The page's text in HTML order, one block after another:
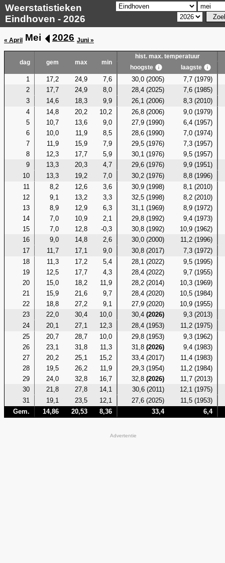
Weerstatistieken
Eindhoven - 2026
« April Mei 2026 Juni »
dag gem max min
hist. max. temperatuur
hoogste
laagste
1 17,2 24,9 7,6 30,0 (2005)
7,7 (1979)
2
17,7 24,9 8,0 28,4 (2025)
7,6 (1985)
3
14,6 18,3 9,9 26,1 (2006)
8,3 (2010)
4
14,8 20,2 10,2 26,8 (2006)
9,0 (1979)
5
10,7 13,6 9,0 27,9 (1990)
6,4 (1957)
6
10,0 11,9 8,5 28,6 (1990)
7,0 (1974)
7
11,9 15,9 7,9 29,5 (1976)
7,3 (1957)
8
12,3 17,7 5,9 30,1 (1976)
9,5 (1957)
9
13,3 20,3 4,7 29,6 (1976)
9,9 (1951)
10
13,3 19,2 7,0 30,2 (1976)
8,8 (1996)
11
8,2 12,6 3,6 30,9 (1998)
8,1 (2010)
12
9,1 13,2 3,3 32,5 (1998)
8,2 (2010)
13
8,9 12,9 6,3 31,1 (1969)
8,9 (1972)
14
7,0 10,9 2,1 29,8 (1992)
9,4 (1973)
15
7,0 12,8 -0,3 30,8 (1992)
10,9 (1962)
16
9,0 14,8 2,6 30,0 (2000)
11,2 (1996)
17
11,7 17,1 9,0 30,8 (2017)
7,3 (1972)
18
11,3 17,2 5,4 28,1 (2022)
9,5 (1995)
19
12,5 17,7 4,3 28,4 (2022)
9,7 (1955)
20
15,0 18,2 11,9 28,2 (2014)
10,3 (1969)
21
15,9 21,6 9,7 28,4 (2020)
10,5 (1984)
22
18,8 27,2 9,1 27,9 (2020)
10,9 (1955)
23
22,0 30,4 10,0 30,4(2026)
9,3 (2013)
24
20,1 27,1 12,3 28,4 (1953)
11,2 (1975)
25
20,7 28,7 10,0 29,8 (1953)
9,3 (1962)
26
23,1 31,8 11,3 31,8(2026)
9,4 (1983)
27
20,2 25,1 15,2 33,4 (2017)
11,4 (1983)
28
19,5 26,2 11,9 29,3 (1954)
11,2 (1984)
29
24,0 32,8 16,7 32,8(2026)
11,7 (2013)
30
21,8 27,8 14,1 30,6 (2011)
12,1 (1975)
31
19,1 23,5 12,1 27,6 (2025)
11,5 (1953)
Gem.
14,86 20,53 8,36 33,4 6,4
Advertentie